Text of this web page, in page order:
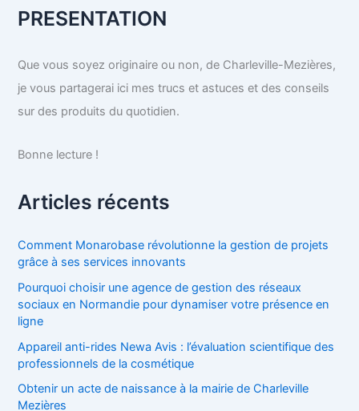
PRESENTATION
Que vous soyez originaire ou non, de Charleville-Mezières,
je vous partagerai ici mes trucs et astuces et des conseils
sur des produits du quotidien.
Bonne lecture !
Articles récents
Comment Monarobase révolutionne la gestion de projets
grâce à ses services innovants
Pourquoi choisir une agence de gestion des réseaux
sociaux en Normandie pour dynamiser votre présence en
ligne
Appareil anti-rides Newa Avis : l’évaluation scientifique des
professionnels de la cosmétique
Obtenir un acte de naissance à la mairie de Charleville
Mezières